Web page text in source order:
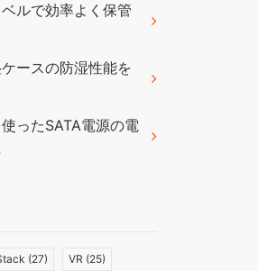
ルで効率よく保管
ースの防湿性能を
ったSATA電源の電
(27) VR (25)